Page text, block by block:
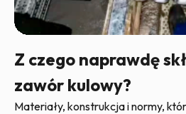
Z czego naprawdę
zawór kulowy?
Materiały, konstrukcja i normy,